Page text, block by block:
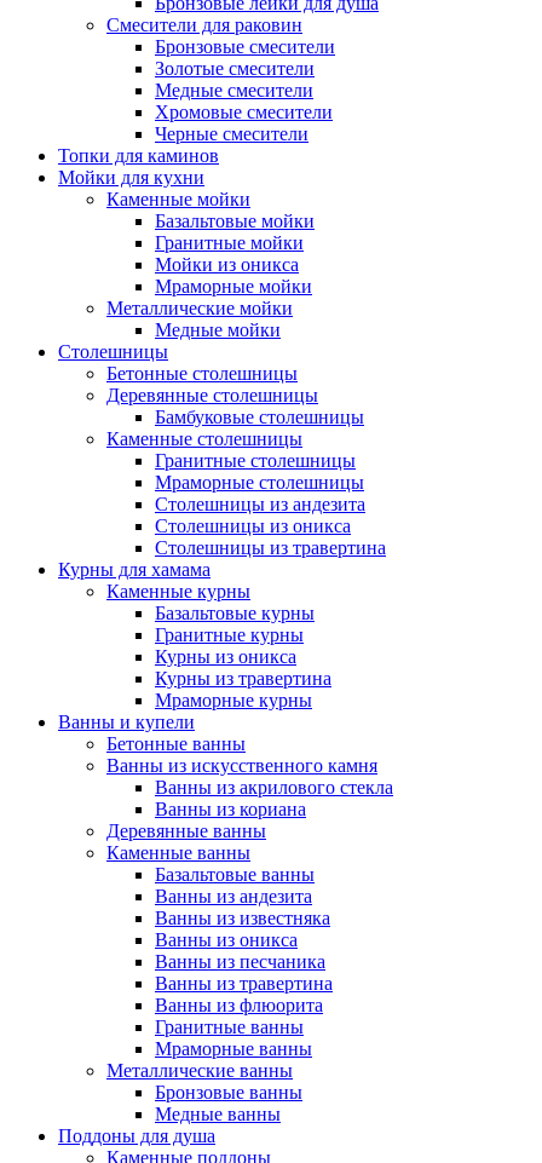
Смесители для раковин
Бронзовые смесители
Золотые смесители
Медные смесители
Хромовые смесители
Черные смесители
Топки для каминов
Мойки для кухни
Каменные мойки
Базальтовые мойки
Гранитные мойки
Мойки из оникса
Мраморные мойки
Металлические мойки
Медные мойки
Столешницы
Бетонные столешницы
Деревянные столешницы
Бамбуковые столешницы
Каменные столешницы
Гранитные столешницы
Мраморные столешницы
Столешницы из андезита
Столешницы из оникса
Столешницы из травертина
Курны для хамама
Каменные курны
Базальтовые курны
Гранитные курны
Курны из оникса
Курны из травертина
Мраморные курны
Ванны и купели
Бетонные ванны
Ванны из искусственного камня
Ванны из акрилового стекла
Ванны из кориана
Деревянные ванны
Каменные ванны
Базальтовые ванны
Ванны из андезита
Ванны из известняка
Ванны из оникса
Ванны из песчаника
Ванны из травертина
Ванны из флюорита
Гранитные ванны
Мраморные ванны
Металлические ванны
Бронзовые ванны
Медные ванны
Поддоны для душа
Каменные поддоны